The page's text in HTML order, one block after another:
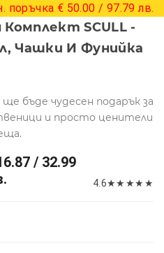
поръчка € 50.00 / 97.79 лв.
SCULL -
Чашки И Фунийка
бъде чудесен подарък за
и просто ценители
/ 32.99
4.6★★ ★★ ★